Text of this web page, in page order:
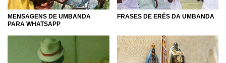
MENSAGENS DE UMBANDA
PARA WHATSAPP
FRASES DE ERÊS DA UMBANDA